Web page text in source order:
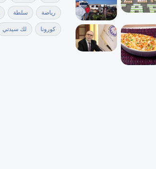
رياضة سلطة
كورونا لك سيدتي